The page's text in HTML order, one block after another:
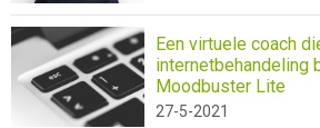
Een virtuele coach
internetbehandeling
Moodbuster Lite
27-5-2021